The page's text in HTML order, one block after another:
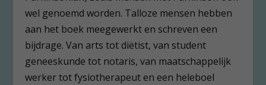
wel genoemd worden. Talloze mensen hebben
aan het boek meegewerkt en schreven een
bijdrage. Van arts tot diëtist, van student
geneeskunde tot notaris, van maatschappelijk
werker tot fysiotherapeut en een heleboel